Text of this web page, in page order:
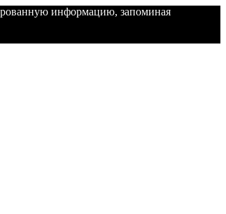
информацию, запоминая